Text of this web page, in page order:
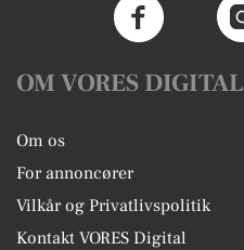
OM VORES DIGITAL
Om os
For annoncører
Vilkår og Privatlivspolitik
Kontakt VORES Digital